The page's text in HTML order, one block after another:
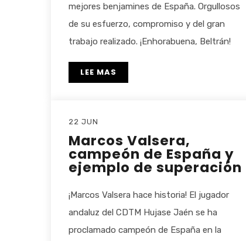
mejores benjamines de España. Orgullosos
de su esfuerzo, compromiso y del gran
trabajo realizado. ¡Enhorabuena, Beltrán!
LEE MAS
22 JUN
Marcos Valsera,
campeón de España y
ejemplo de superación
¡Marcos Valsera hace historia! El jugador
andaluz del CDTM Hujase Jaén se ha
proclamado campeón de España en la